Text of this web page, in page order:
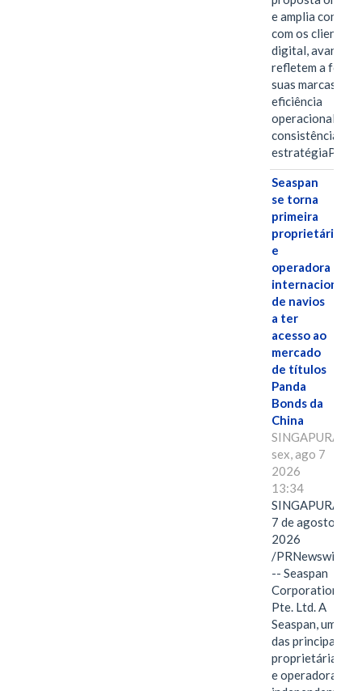
e amplia
com os clientes
digital, avanços
refletem a força
suas marcas, a
eficiência
operacional e a
consistência de
Seaspan
se torna
primeira
proprietária
e
operadora
internacional
de navios
a ter
acesso ao
mercado
de títulos
Panda
Bonds da
China
SINGAPURA,
sex, ago 7
2026
13:34
SINGAPURA,
7 de agosto de
2026
/PRNewswire/
-- Seaspan
Corporation
Pte. Ltd. A
Seaspan, uma
das principais
proprietárias
e operadoras